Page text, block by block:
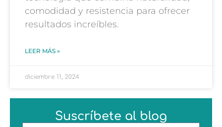
comodidad y resistencia para ofrecer
resultados increíbles.
LEER MÁS »
diciembre 11, 2024
Suscríbete al blog